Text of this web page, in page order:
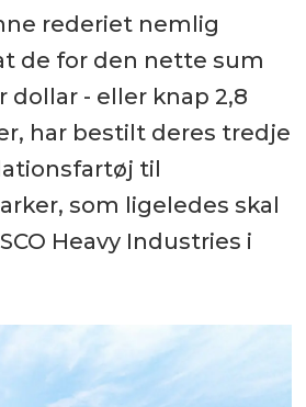
rederiet nemlig
de for den nette sum
dollar - eller knap 2,8
har bestilt deres tredje
til
som ligeledes skal
Heavy Industries i